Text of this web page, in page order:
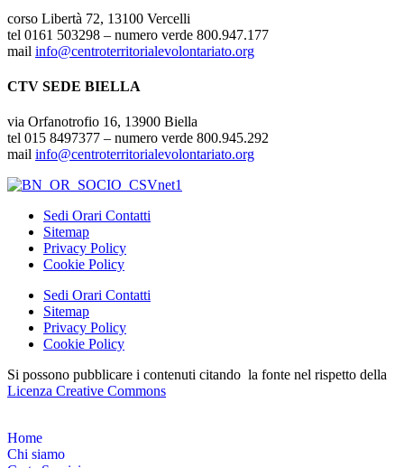
corso Libertà 72, 13100 Vercelli
tel 0161 503298 – numero verde 800.947.177
mail info@centroterritorialevolontariato.org
CTV SEDE BIELLA
via Orfanotrofio 16, 13900 Biella
tel 015 8497377 – numero verde 800.945.292
mail info@centroterritorialevolontariato.org
Sedi Orari Contatti
Sitemap
Privacy Policy
Cookie Policy
Sedi Orari Contatti
Sitemap
Privacy Policy
Cookie Policy
Si possono pubblicare i contenuti citando la fonte nel rispetto della
Licenza Creative Commons
Home
Chi siamo